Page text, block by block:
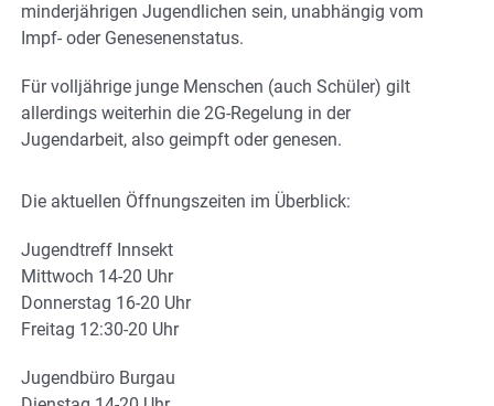
minderjährigen Jugendlichen sein, unabhängig vom
Impf- oder Genesenenstatus.
Für volljährige junge Menschen (auch Schüler) gilt
allerdings weiterhin die 2G-Regelung in der
Jugendarbeit, also geimpft oder genesen.
Die aktuellen Öffnungszeiten im Überblick:
Jugendtreff Innsekt
Mittwoch 14-20 Uhr
Donnerstag 16-20 Uhr
Freitag 12:30-20 Uhr
Jugendbüro Burgau